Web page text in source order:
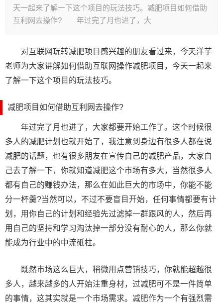
天一起来了解一下这个项目的玩法技巧。减肥项目如何借助
互利网去操作? 年过完了月也进了，大
对互联网玩转减肥项目感兴趣的朋友看过来，今天洋芋
老师为大家讲解如何借助互联网操作减肥项目，今天一起来
了解一下这个项目的玩法技巧。
减肥项目如何借助互利网去操作?
年过完了月也进了，大家都要开始工作了。这个时候很
多人的减肥计划也就开始了，我注意到身边有很多人都在说
减肥的话题，也有很多朋友在宣传自己的减肥产品，大家自
己去了解一下，你就知道减肥这个市场有多大，当然很多人
都有自己的赚钱办法，那么在如此巨大的市场中，你能不能
分一杯羹?当然可以，不过不要盲目开始，任何事情都要有计
划，用你自己的计划和经验先过滤掉一群跟风的人，然后再
用自己的坚持和学习淘汰掉一部分没有耐心的人，那么你就
能成为行业中的中流砥柱。
既然市场这么巨大，稍微用点营销技巧，你就能超越很
多人，越来越多的人开始注重身材，过减肥可不是一件简单
的事情，这其实就是一个市场需求。减肥作为一个有强烈需